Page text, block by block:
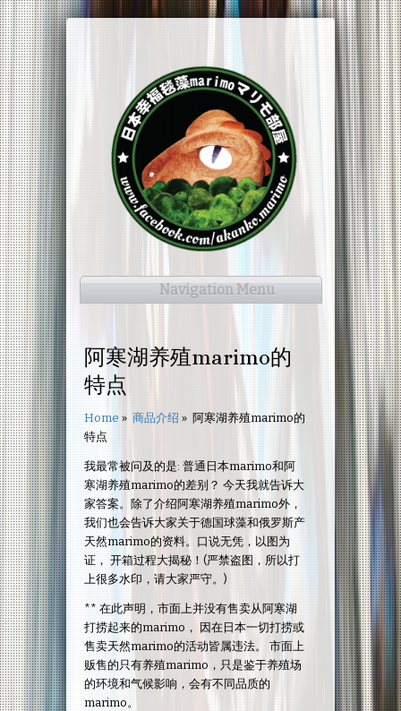
Navigation Menu
阿寒湖养殖marimo的
特点
Home » 商品介绍 » 阿寒湖养殖marimo的
特点
我最常被问及的是: 普通日本marimo和阿
寒湖养殖marimo的差别？ 今天我就告诉大
家答案。除了介绍阿寒湖养殖marimo外，
我们也会告诉大家关于德国球藻和俄罗斯产
天然marimo的资料。口说无凭，以图为
证， 开箱过程大揭秘！(严禁盗图，所以打
上很多水印，请大家严守。)
** 在此声明，市面上并没有售卖从阿寒湖
打捞起来的marimo， 因在日本一切打捞或
售卖天然marimo的活动皆属违法。 市面上
贩售的只有养殖marimo，只是鉴于养殖场
的环境和气候影响，会有不同品质的
marimo。